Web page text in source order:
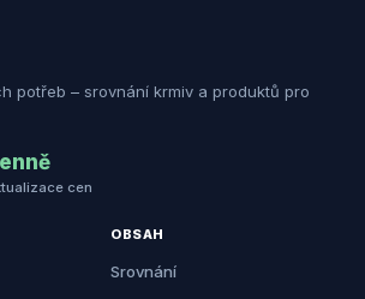
potřeb – srovnání krmiv a produktů pro
cen
OBSAH
Srovnání